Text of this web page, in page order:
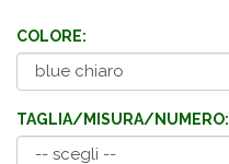
COLORE:
TAGLIA/MISURA/NUMERO: